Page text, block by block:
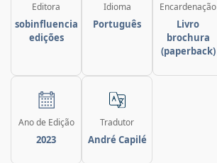
Editora
sobinfluencia
edições
Idioma
Português
Encardenação
Livro
brochura
(paperback)
Ano de Edição
2023
Tradutor
André Capilé